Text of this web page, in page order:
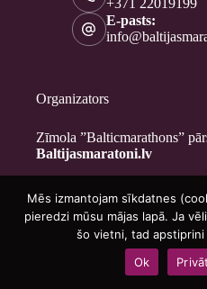
+371 22019199
E-pasts:
Organizators
Zīmola ”Balticmarathons”
Baltijasmaratoni.lv
Kontakti
Par mums
Brīvprātīgajiem
Privātuma politika
Copyright © 2026 -
Mēs izmantojam sīkdatnes
pieredzi mūsu mājas lapā. Ja
šo vietni, tad
Ok